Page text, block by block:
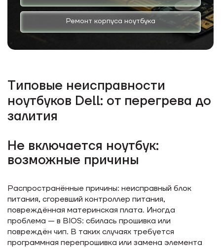
Ремонт корпуса ноутбука
Типовые неисправности
ноутбуков Dell: от перегрева до
залития
Не включается ноутбук:
возможные причины
Распространённые причины: неисправный блок
питания, сгоревший контроллер питания,
повреждённая материнская плата. Иногда
проблема — в BIOS: сбилась прошивка или
повреждён чип. В таких случаях требуется
программная перепрошивка или замена элемента